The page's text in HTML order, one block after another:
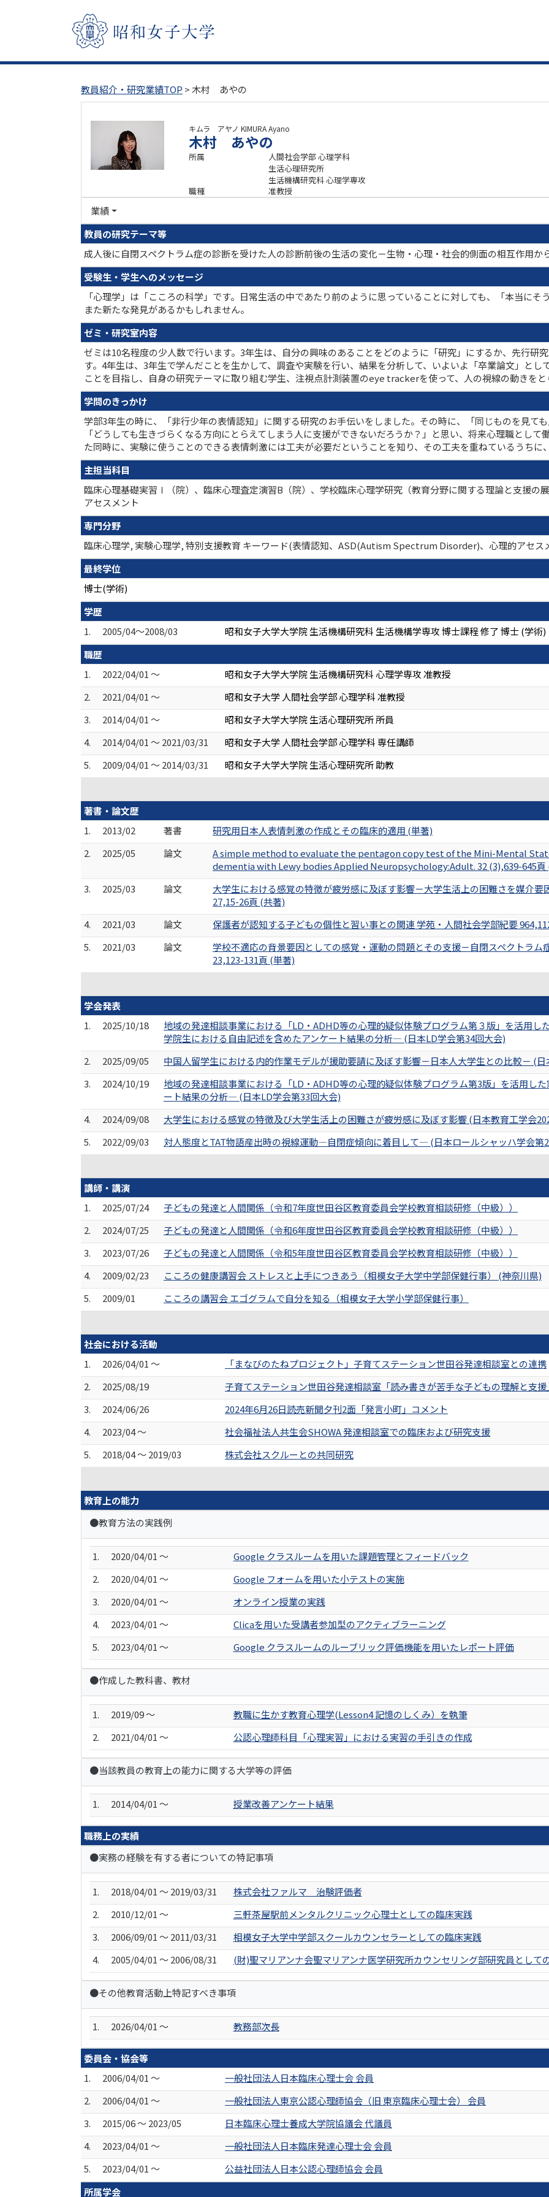
教員紹介・研究業績TOP > 木村 あやの
キムラ アヤノ KIMURA Ayano
木村 あやの
所属
人間社会学部 心理学科
生活心理研究所
生活機構研究科 心理学専攻
職種
准教授
業績
教員の研究テーマ等
成人後に自閉スペクトラム症の診断を受けた人の診断前後の生活の変化－生物・心理・社会的側面の相互作用か
受験生・学生へのメッセージ
「心理学」は「こころの科学」です。日常生活の中であたり前のように思っていることに対しても、「本当にそ
また新たな発見があるかもしれません。
ゼミ・研究室内容
ゼミは10名程度の少人数で行います。3年生は、自分の興味のあることをどのように「研究」にするか、先行研
す。4年生は、3年生で学んだことを生かして、調査や実験を行い、結果を分析して、いよいよ「卒業論文」とし
ことを目指し、自身の研究テーマに取り組む学生、注視点計測装置のeye trackerを使って、人の視線の動きをと
学問のきっかけ
学部3年生の時に、「非行少年の表情認知」に関する研究のお手伝いをしました。その時に、「同じものを見て
「どうしても生きづらくなる方向にとらえてしまう人に支援ができないだろうか？」と思い、将来心理職とし
た同時に、実験に使うことのできる表情刺激には工夫が必要だということを知り、その工夫を重ねているうちに
主担当科目
臨床心理基礎実習Ⅰ（院）、臨床心理査定演習B（院）、学校臨床心理学研究（教育分野に関する理論と支援の
アセスメント
専門分野
臨床心理学, 実験心理学, 特別支援教育 キーワード(表情認知、ASD(Autism Spectrum Disorder)、心理的アセス
最終学位
博士(学術)
学歴
1.
2005/04～2008/03
昭和女子大学大学院 生活機構研究科 生活機構学専攻 博士課程 修了 博士 (学術)
職歴
1.
2022/04/01 ～
昭和女子大学大学院 生活機構研究科 心理学専攻 准教授
2.
2021/04/01 ～
昭和女子大学 人間社会学部 心理学科 准教授
3.
2014/04/01 ～
昭和女子大学大学院 生活心理研究所 所員
4.
2014/04/01 ～ 2021/03/31
昭和女子大学 人間社会学部 心理学科 専任講師
5.
2009/04/01 ～ 2014/03/31
昭和女子大学大学院 生活心理研究所 助教
著書・論文歴
1.
2013/02 著書
研究用日本人表情刺激の作成とその臨床的適用 (単著)
2.
2025/05 論文
A simple method to evaluate the pentagon copy test of the Mini-Mental
dementia with Lewy bodies Applied Neuropsychology:Adult. 32 (3),639-645頁
3.
2025/03 論文
大学生における感覚の特徴が疲労感に及ぼす影響－大学生活上の困難さを媒介
27,15-26頁 (共著)
4.
2021/03 論文
保護者が認知する子どもの個性と習い事との関連 学苑・人間社会学部紀要
5.
2021/03 論文
学校不適応の背景要因としての感覚・運動の問題とその支援－自閉スペクトラ
23,123-131頁 (単著)
学会発表
1.
2025/10/18
地域の発達相談事業における「LD・ADHD等の心理的疑似体験プログラム第３版」を活用
学院生における自由記述を含めたアンケート結果の分析― (日本LD学会第34回大会)
2.
2025/09/05
中国人留学生における内的作業モデルが援助要請に及ぼす影響－日本人大学生との比較－ (
3.
2024/10/19
地域の発達相談事業における「LD・ADHD等の心理的疑似体験プログラム第3版」を活用し
ート結果の分析― (日本LD学会第33回大会)
4.
2024/09/08
大学生における感覚の特徴及び大学生活上の困難さが疲労感に及ぼす影響 (日本教育工学会
5.
2022/09/03
対人態度とTAT物語産出時の視線運動―自閉症傾向に着目して― (日本ロールシャッハ学会第
講師・講演
1.
2025/07/24
子どもの発達と人間関係（令和7年度世田谷区教育委員会学校教育相談研修（中級））
2.
2024/07/25
子どもの発達と人間関係（令和6年度世田谷区教育委員会学校教育相談研修（中級））
3.
2023/07/26
子どもの発達と人間関係（令和5年度世田谷区教育委員会学校教育相談研修（中級））
4.
2009/02/23
こころの健康講習会 ストレスと上手につきあう（相模女子大学中学部保健行事） (神奈川県)
5.
2009/01
こころの講習会 エゴグラムで自分を知る（相模女子大学小学部保健行事）
社会における活動
1.
2026/04/01 ～
「まなびのたねプロジェクト」子育てステーション世田谷発達相談室との連携
2.
2025/08/19
子育てステーション世田谷発達相談室「読み書きが苦手な子どもの理解と支
3.
2024/06/26
2024年6月26日読売新聞夕刊2面「発言小町」コメント
4.
2023/04 ～
社会福祉法人共生会SHOWA 発達相談室での臨床および研究支援
5.
2018/04 ～ 2019/03
株式会社スクルーとの共同研究
教育上の能力
●教育方法の実践例
1. 2020/04/01 ～
Google クラスルームを用いた課題管理とフィードバック
2.
2020/04/01 ～
Google フォームを用いた小テストの実施
3.
2020/04/01 ～
オンライン授業の実践
4.
2023/04/01 ～
Clicaを用いた受講者参加型のアクティブラーニング
5.
2023/04/01 ～ Google クラスルームのルーブリック評価機能を用いたレポート評価
●作成した教科書、教材
1. 2019/09 ～
教職に生かす教育心理学(Lesson4 記憶のしくみ）を執筆
2.
2021/04/01 ～ 公認心理師科目「心理実習」における実習の手引きの作成
●当該教員の教育上の能力に関する大学等の評価
1. 2014/04/01 ～ 授業改善アンケート結果
職務上の実績
●実務の経験を有する者についての特記事項
1. 2018/04/01 ～ 2019/03/31
株式会社ファルマ 治験評価者
2.
2010/12/01 ～
三軒茶屋駅前メンタルクリニック心理士としての臨床実践
3.
2006/09/01 ～ 2011/03/31
相模女子大学中学部スクールカウンセラーとしての臨床実践
4.
2005/04/01 ～ 2006/08/31 (財)聖マリアンナ会聖マリアンナ医学研究所カウンセリング部研究員として
●その他教育活動上特記すべき事項
1. 2026/04/01 ～ 教務部次長
委員会・協会等
1.
2006/04/01 ～
一般社団法人日本臨床心理士会 会員
2.
2006/04/01 ～
一般社団法人東京公認心理師協会（旧 東京臨床心理士会） 会員
3.
2015/06 ～ 2023/05
日本臨床心理士養成大学院協議会 代議員
4.
2023/04/01 ～
一般社団法人日本臨床発達心理士会 会員
5.
2023/04/01 ～
公益社団法人日本公認心理師協会 会員
所属学会